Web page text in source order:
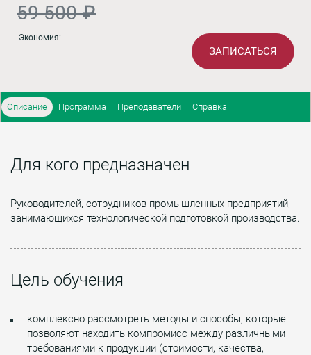
59 500 ₽
Экономия:
ЗАПИСАТЬСЯ
Описание Программа Преподаватели Справка
Для кого предназначен
Руководителей, сотрудников промышленных предприятий,
занимающихся технологической подготовкой производства.
Цель обучения
комплексно рассмотреть методы и способы, которые
позволяют находить компромисс между различными
требованиями к продукции (стоимости, качества,